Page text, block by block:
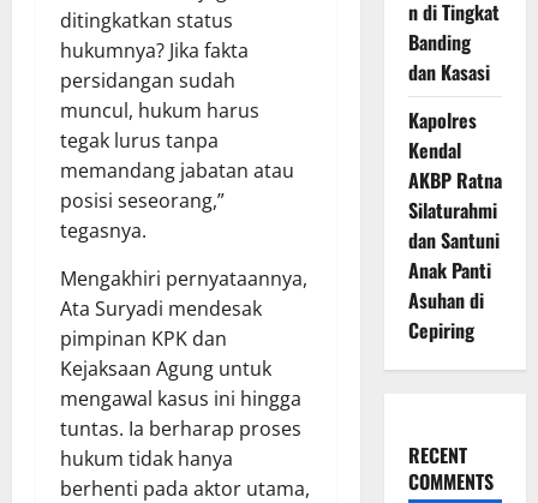
ditingkatkan status
hukumnya? Jika fakta
persidangan sudah
muncul, hukum harus
tegak lurus tanpa
memandang jabatan atau
posisi seseorang,”
tegasnya.
Mengakhiri pernyataannya,
Ata Suryadi mendesak
pimpinan KPK dan
Kejaksaan Agung untuk
mengawal kasus ini hingga
tuntas. Ia berharap proses
hukum tidak hanya
berhenti pada aktor utama,
n di Tingkat
Banding
dan Kasasi
Kapolres
Kendal
AKBP Ratna
Silaturahmi
dan Santuni
Anak Panti
Asuhan di
Cepiring
RECENT
COMMENTS